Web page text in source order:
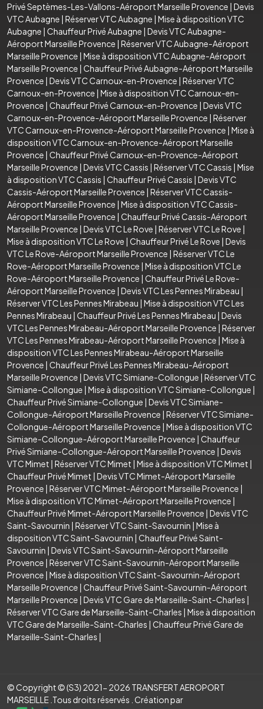
Privé Septèmes-Les-Vallons-Aéroport Marseille Provence | Devis
VTC Aubagne | Réserver VTC Aubagne | Mise à disposition VTC
Aubagne | Chauffeur Privé Aubagne | Devis VTC Aubagne-
Aéroport Marseille Provence | Réserver VTC Aubagne-Aéroport
Marseille Provence | Mise à disposition VTC Aubagne-Aéroport
Marseille Provence | Chauffeur Privé Aubagne-Aéroport Marseille
Provence | Devis VTC Carnoux-en-Provence | Réserver VTC
Carnoux-en-Provence | Mise à disposition VTC Carnoux-en-
Provence | Chauffeur Privé Carnoux-en-Provence | Devis VTC
Carnoux-en-Provence-Aéroport Marseille Provence | Réserver
VTC Carnoux-en-Provence-Aéroport Marseille Provence | Mise à
disposition VTC Carnoux-en-Provence-Aéroport Marseille
Provence | Chauffeur Privé Carnoux-en-Provence-Aéroport
Marseille Provence | Devis VTC Cassis | Réserver VTC Cassis | Mise
à disposition VTC Cassis | Chauffeur Privé Cassis | Devis VTC
Cassis-Aéroport Marseille Provence | Réserver VTC Cassis-
Aéroport Marseille Provence | Mise à disposition VTC Cassis-
Aéroport Marseille Provence | Chauffeur Privé Cassis-Aéroport
Marseille Provence | Devis VTC Le Rove | Réserver VTC Le Rove |
Mise à disposition VTC Le Rove | Chauffeur Privé Le Rove | Devis
VTC Le Rove-Aéroport Marseille Provence | Réserver VTC Le
Rove-Aéroport Marseille Provence | Mise à disposition VTC Le
Rove-Aéroport Marseille Provence | Chauffeur Privé Le Rove-
Aéroport Marseille Provence | Devis VTC Les Pennes Mirabeau |
Réserver VTC Les Pennes Mirabeau | Mise à disposition VTC Les
Pennes Mirabeau | Chauffeur Privé Les Pennes Mirabeau | Devis
VTC Les Pennes Mirabeau-Aéroport Marseille Provence | Réserver
VTC Les Pennes Mirabeau-Aéroport Marseille Provence | Mise à
disposition VTC Les Pennes Mirabeau-Aéroport Marseille
Provence | Chauffeur Privé Les Pennes Mirabeau-Aéroport
Marseille Provence | Devis VTC Simiane-Collongue | Réserver VTC
Simiane-Collongue | Mise à disposition VTC Simiane-Collongue |
Chauffeur Privé Simiane-Collongue | Devis VTC Simiane-
Collongue-Aéroport Marseille Provence | Réserver VTC Simiane-
Collongue-Aéroport Marseille Provence | Mise à disposition VTC
Simiane-Collongue-Aéroport Marseille Provence | Chauffeur
Privé Simiane-Collongue-Aéroport Marseille Provence | Devis
VTC Mimet | Réserver VTC Mimet | Mise à disposition VTC Mimet |
Chauffeur Privé Mimet | Devis VTC Mimet-Aéroport Marseille
Provence | Réserver VTC Mimet-Aéroport Marseille Provence |
Mise à disposition VTC Mimet-Aéroport Marseille Provence |
Chauffeur Privé Mimet-Aéroport Marseille Provence | Devis VTC
Saint-Savournin | Réserver VTC Saint-Savournin | Mise à
disposition VTC Saint-Savournin | Chauffeur Privé Saint-
Savournin | Devis VTC Saint-Savournin-Aéroport Marseille
Provence | Réserver VTC Saint-Savournin-Aéroport Marseille
Provence | Mise à disposition VTC Saint-Savournin-Aéroport
Marseille Provence | Chauffeur Privé Saint-Savournin-Aéroport
Marseille Provence | Devis VTC Gare de Marseille-Saint-Charles |
Réserver VTC Gare de Marseille-Saint-Charles | Mise à disposition
VTC Gare de Marseille-Saint-Charles | Chauffeur Privé Gare de
Marseille-Saint-Charles |
© Copyright © (S3) 2021- 2026 TRANSFERT AEROPORT
MARSEILLE .Tous droits réservés . Création par